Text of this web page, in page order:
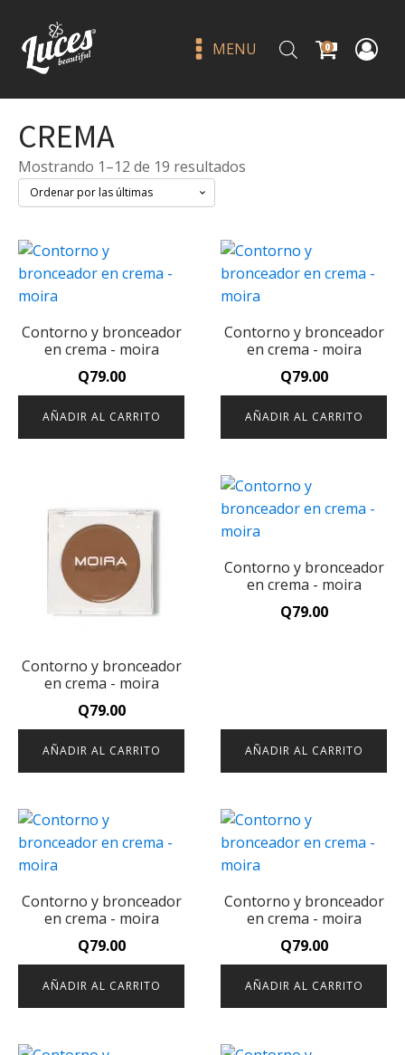
MENU 0
CREMA
Mostrando 1–12 de 19 resultados
Contorno y bronceador
en crema - moira
Q79.00
AÑADIR AL CARRITO
Contorno y bronceador
en crema - moira
Q79.00
AÑADIR AL CARRITO
Contorno y bronceador
en crema - moira
Q79.00
AÑADIR AL CARRITO
Contorno y bronceador
en crema - moira
Q79.00
AÑADIR AL CARRITO
Contorno y bronceador
en crema - moira
Q79.00
AÑADIR AL CARRITO
Contorno y bronceador
en crema - moira
Q79.00
AÑADIR AL CARRITO